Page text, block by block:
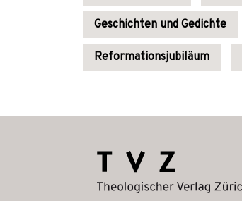
Geschichten und Gedichte
Reformationsjubiläum